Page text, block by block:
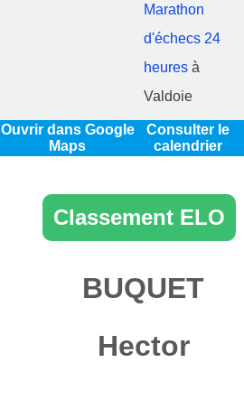
Marathon
d'échecs 24
heures à
Valdoie
Ouvrir dans Google
Maps
Consulter le
calendrier
Classement ELO
BUQUET
Hector